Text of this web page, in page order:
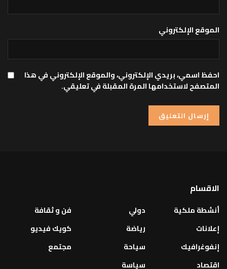
الموقع الإلكتروني
احفظ اسمي، بريدي الإلكتروني، والموقع الإلكتروني في هذا
المتصفح لاستخدامها المرة المقبلة في تعليقي.
الاقسام
أنشطة ملكية
إعلانات
إنفوغرافيك
اقتصاد
دولي
رياضة
سياحة
سياسة
فن و ثقافة
كويك فيديو
مجتمع